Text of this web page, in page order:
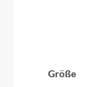
Größe